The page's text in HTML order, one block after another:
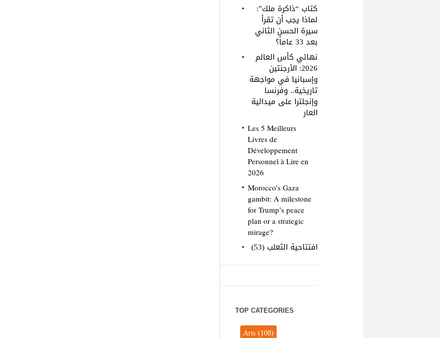
كتاب “ذاكرة ملك”:
لماذا يجب أن تقرأ
سيرة الحسن الثاني
بعد 33 عاماً؟
نهائي كأس العالم
2026: الأرجنتين
وإسبانيا في مواجهة
تاريخية.. وفرنسا
وإنجلترا على ميدالية
العار
Les 5 Meilleurs
Livres de
Développement
Personnel à Lire en
2026
Morocco’s Gaza
gambit: A milestone
for Trump’s peace
plan or a strategic
mirage?
افتتاحية الثعلب (53)
TOP CATEGORIES
Arts(108)